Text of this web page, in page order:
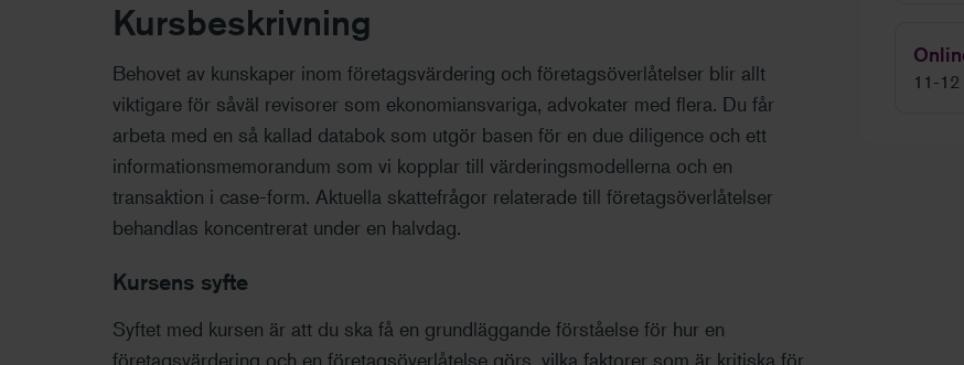
Kursbeskrivning
Behovet av kunskaper inom företagsvärdering och företagsöverlåtelser blir allt
viktigare för såväl revisorer som ekonomiansvariga, advokater med flera. Du får
arbeta med en så kallad databok som utgör basen för en due diligence och ett
informationsmemorandum som vi kopplar till värderingsmodellerna och en
transaktion i case-form. Aktuella skattefrågor relaterade till företagsöverlåtelser
behandlas koncentrerat under en halvdag.
Kursens syfte
Syftet med kursen är att du ska få en grundläggande förståelse för hur en
företagsvärdering och en företagsöverlåtelse görs, vilka faktorer som är kritiska för
11-12